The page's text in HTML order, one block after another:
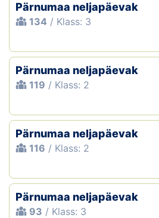
Pärnumaa neljapäevak
134 / Klass: 3
Pärnumaa neljapäevak
119 / Klass: 2
Pärnumaa neljapäevak
116 / Klass: 2
Pärnumaa neljapäevak
93 / Klass: 3